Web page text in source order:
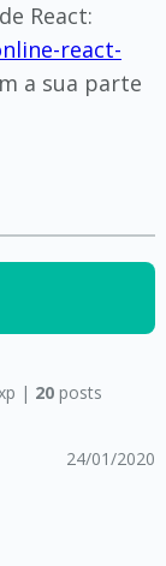
React:
react-
a sua parte
| 20posts
24/01/2020